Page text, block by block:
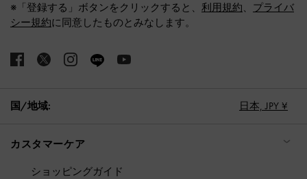
※「登録する」ボタンをクリックすると、 利用規約、 プライバ
シー規約に同意したものとみなします。
国/地域: 日本, JPY ¥
カスタマーケア
ショッピングガイド